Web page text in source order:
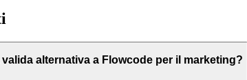
alternativa a Flowcode per il marketing?